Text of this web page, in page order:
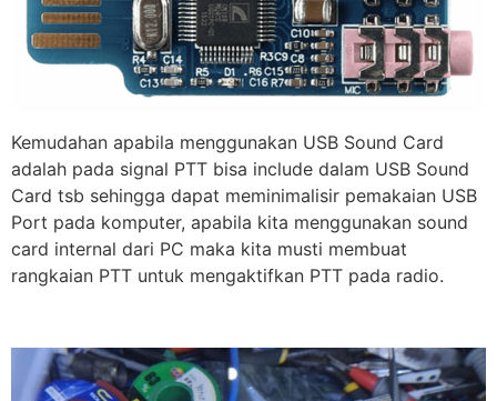
Kemudahan apabila menggunakan USB Sound Card
adalah pada signal PTT bisa include dalam USB Sound
Card tsb sehingga dapat meminimalisir pemakaian USB
Port pada komputer, apabila kita menggunakan sound
card internal dari PC maka kita musti membuat
rangkaian PTT untuk mengaktifkan PTT pada radio.